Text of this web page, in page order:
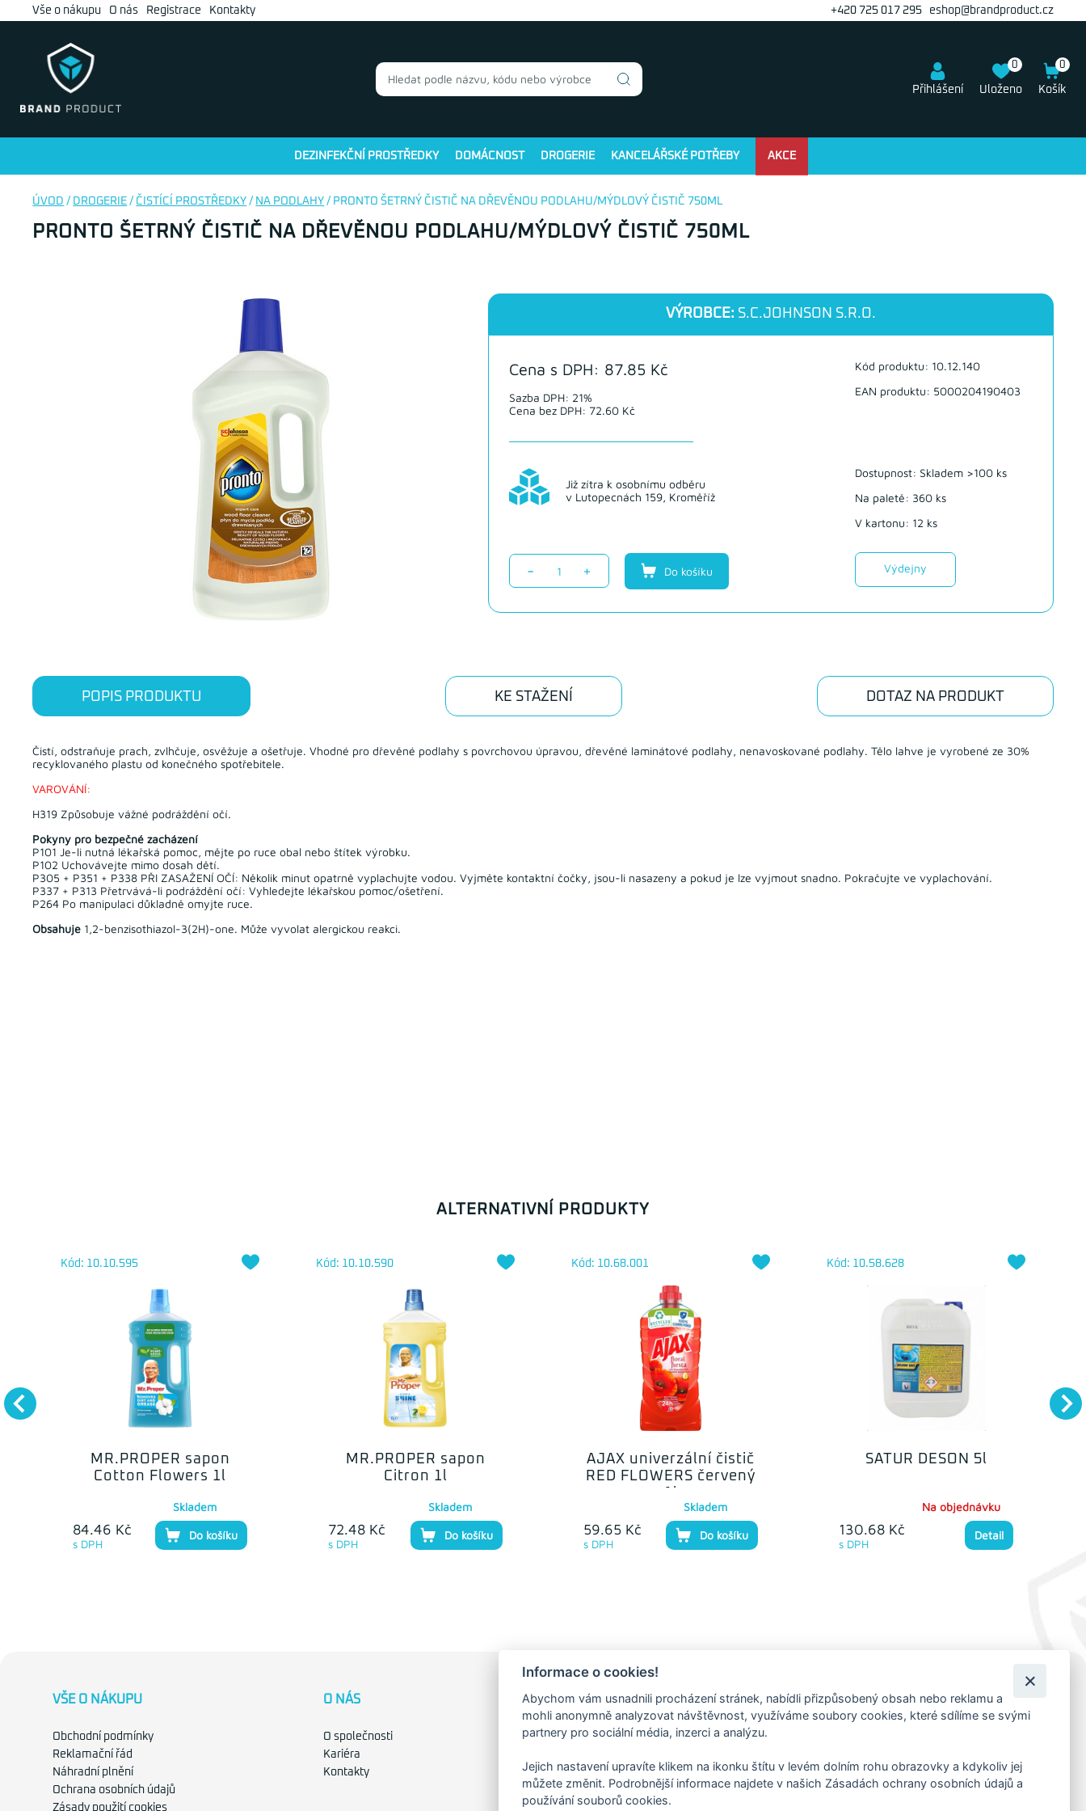
Vše o nákupu O nás Registrace Kontakty +420 725 017 295 eshop@brandproduct.cz
Přihlášení Uloženo
0 0
Košík
DEZINFEKČNÍ PROSTŘEDKY DOMÁCNOST DROGERIE KANCELÁŘSKÉ POTŘEBY AKCE
ÚVOD / DROGERIE / ČISTÍCÍ PROSTŘEDKY / NA PODLAHY / PRONTO ŠETRNÝ ČISTIČ NA DŘEVĚNOU PODLAHU/MÝDLOVÝ ČISTIČ 750ML
PRONTO ŠETRNÝ ČISTIČ NA DŘEVĚNOU PODLAHU/MÝDLOVÝ ČISTIČ 750ML
VÝROBCE: S.C.JOHNSON S.R.O.
Cena s DPH: 87.85 Kč
Sazba DPH: 21%
Cena bez DPH: 72.60 Kč
Kód produktu: 10.12.140
EAN produktu: 5000204190403
Již zítra k osobnímu odběru
v Lutopecnách 159, Kroměříž
Dostupnost: Skladem >100 ks
Na paletě: 360 ks
V kartonu: 12 ks
- + Do košíku Výdejny
POPIS PRODUKTU KE STAŽENÍ DOTAZ NA PRODUKT
Čistí, odstraňuje prach, zvlhčuje, osvěžuje a ošetřuje. Vhodné pro dřevěné podlahy s povrchovou úpravou, dřevěné laminátové podlahy, nenavoskované podlahy. Tělo lahve je vyrobené ze 30%
recyklovaného plastu od konečného spotřebitele.
VAROVÁNÍ:
H319 Způsobuje vážné podráždění očí.
Pokyny pro bezpečné zacházení
P101 Je-li nutná lékařská pomoc, mějte po ruce obal nebo štítek výrobku.
P102 Uchovávejte mimo dosah dětí.
P305 + P351 + P338 PŘI ZASAŽENÍ OČÍ: Několik minut opatrně vyplachujte vodou. Vyjměte kontaktní čočky, jsou-li nasazeny a pokud je lze vyjmout snadno. Pokračujte ve vyplachování.
P337 + P313 Přetrvává-li podráždění očí: Vyhledejte lékařskou pomoc/ošetření.
P264 Po manipulaci důkladně omyjte ruce.
Obsahuje 1,2-benzisothiazol-3(2H)-one. Může vyvolat alergickou reakci.
ALTERNATIVNÍ PRODUKTY
MR.PROPER sapon
Cotton Flowers 1l
Kód: 10.10.595
84.46 Kč
s DPH
Skladem
Do košíku
MR.PROPER sapon
Citron 1l
Kód: 10.10.590
72.48 Kč
s DPH
Skladem
Do košíku
AJAX univerzální čistič
RED FLOWERS červený
Kód: 10.68.001
59.65 Kč
s DPH
Skladem
Do košíku
SATUR DESON 5l
Kód: 10.58.628
130.68 Kč
s DPH
Na objednávku
Detail
VŠE O NÁKUPU
Obchodní podmínky
Reklamační řád
Náhradní plnění
Ochrana osobních údajů
Zásady použití cookies
O NÁS
O společnosti
Kariéra
Kontakty
FAKTURAČNÍ ADRESA
Družstevní 1394/12
IČO: 28404009
DIČ: CZ28404009
KORESP. ADRESA A SKLAD
+420 725 017 295
Informace o cookies!
Abychom vám usnadnili procházení stránek, nabídli přizpůsobený obsah nebo reklamu a
mohli anonymně analyzovat návštěvnost, využíváme soubory cookies, které sdílíme se svými
partnery pro sociální média, inzerci a analýzu.
Jejich nastavení upravíte klikem na ikonku štítu v levém dolním rohu obrazovky a kdykoliv jej
můžete změnit. Podrobnější informace najdete v našich Zásadách ochrany osobních údajů a
používání souborů cookies.